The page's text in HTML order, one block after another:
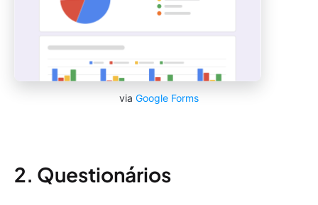
via Google Forms
2. Questionários